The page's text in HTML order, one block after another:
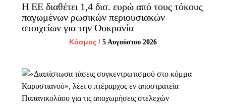
Η ΕΕ διαθέτει 1,4 δισ. ευρώ από τους τόκους
παγωμένων ρωσικών περιουσιακών
στοιχείων για την Ουκρανία
Κόσμος / 5 Αυγούστου 2026